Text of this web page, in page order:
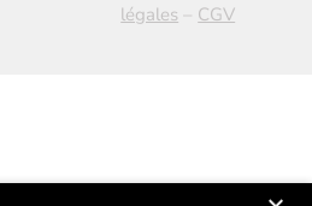
légales
CGV